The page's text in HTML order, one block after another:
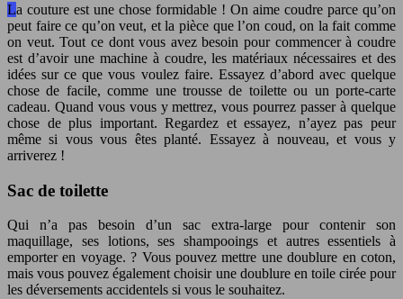
La couture est une chose formidable ! On aime coudre parce qu’on
peut faire ce qu’on veut, et la pièce que l’on coud, on la fait comme
on veut. Tout ce dont vous avez besoin pour commencer à coudre
est d’avoir une machine à coudre, les matériaux nécessaires et des
idées sur ce que vous voulez faire. Essayez d’abord avec quelque
chose de facile, comme une trousse de toilette ou un porte-carte
cadeau. Quand vous vous y mettrez, vous pourrez passer à quelque
chose de plus important. Regardez et essayez, n’ayez pas peur
même si vous vous êtes planté. Essayez à nouveau, et vous y
arriverez !
Sac de toilette
Qui n’a pas besoin d’un sac extra-large pour contenir son
maquillage, ses lotions, ses shampooings et autres essentiels à
emporter en voyage. ? Vous pouvez mettre une doublure en coton,
mais vous pouvez également choisir une doublure en toile cirée pour
les déversements accidentels si vous le souhaitez.